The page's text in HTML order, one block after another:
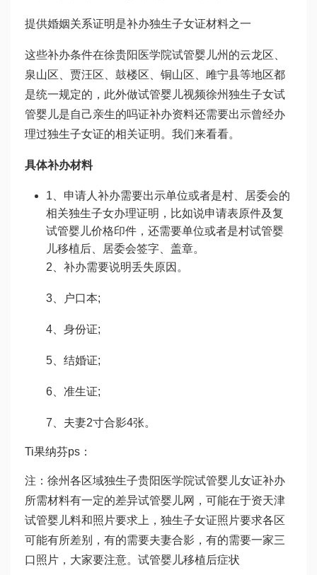
提供婚姻关系证明是补办独生子女证材料之一
这些补办条件在徐贵阳医学院试管婴儿州的云龙区、
泉山区、贾汪区、鼓楼区、铜山区、雎宁县等地区都
是统一规定的，此外做试管婴儿视频徐州独生子女试
管婴儿是自己亲生的吗证补办资料还需要出示曾经办
理过独生子女证的相关证明。我们来看看。
具体补办材料
1、申请人补办需要出示单位或者是村、居委会的
相关独生子女办理证明，比如说申请表原件及复
试管婴儿价格印件，还需要单位或者是村试管婴
儿移植后、居委会签字、盖章。
2、补办需要说明丢失原因。
3、户口本;
4、身份证;
5、结婚证;
6、准生证;
7、夫妻2寸合影4张。
Ti果纳芬ps：
注：徐州各区域独生子贵阳医学院试管婴儿女证补办
所需材料有一定的差异试管婴儿网 ，可能在于资天津
试管婴儿料和照片要求上，独生子女证照片要求各区
可能有所差别，有的需要夫妻合影，有的需要一家三
口照片，大家要注意。 试管婴儿移植后症状